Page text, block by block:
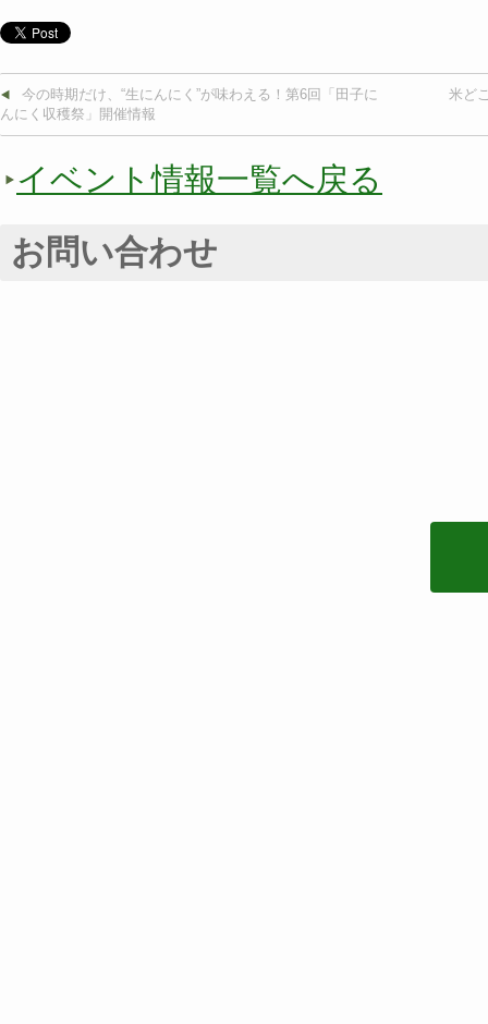
今の時期だけ、“生にんにく”が味わえる！第6回「田子に
んにく収穫祭」開催情報
米ど
イベント情報一覧へ戻る
お問い合わせ